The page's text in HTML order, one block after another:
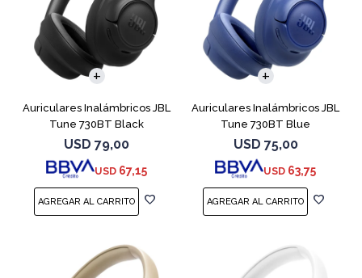
Auriculares Inalámbricos JBL
Tune 730BT Black
USD 79,00
USD 67,15
Auriculares Inalámbricos JBL
Tune 730BT Blue
USD 75,00
USD 63,75